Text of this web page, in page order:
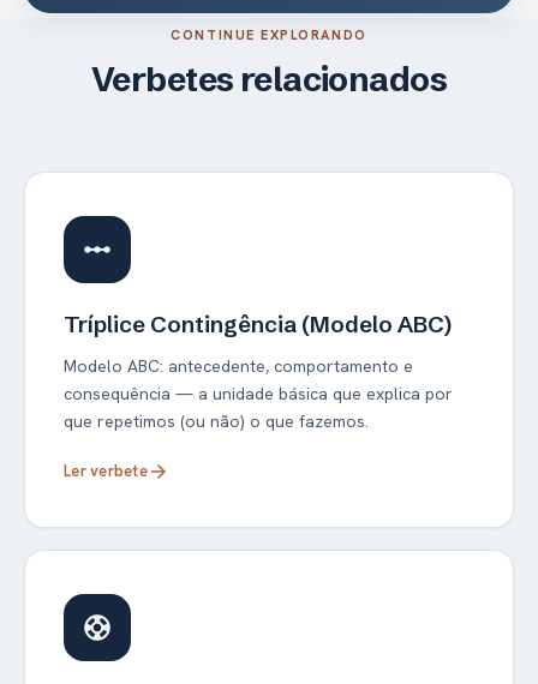
CONTINUE EXPLORANDO
Verbetes relacionados
linear_scale
Tríplice Contingência (Modelo ABC)
Modelo ABC: antecedente, comportamento e
consequência — a unidade básica que explica por
que repetimos (ou não) o que fazemos.
Ler verbetearrow_forward
support